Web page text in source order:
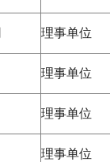
理事单位
理事单位
理事单位
理事单位